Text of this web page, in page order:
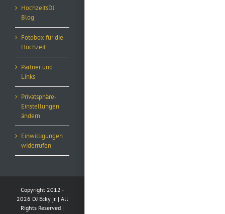
HochzeitsDJ
Blog
Fotobox für die
Hochzeit
Partner und
Links
Privatsphäre-
Einstellungen
ändern
Einwilligungen
widerrufen
Copyright 2012 -
2026 DJ Ecky jr. | All
Rights Reserved |